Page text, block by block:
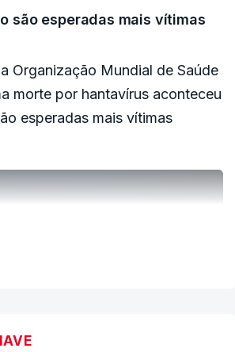
são esperadas mais vítimas
Organização Mundial de Saúde
morte por hantavírus aconteceu
esperadas mais vítimas